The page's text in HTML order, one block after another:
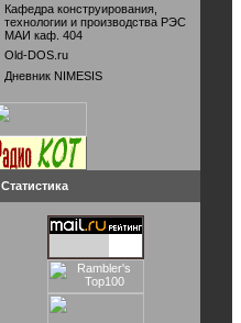
Кафедра конструирования,
технологии и производства РЭС
МАИ каф. 404
Old-DOS.ru
Дневник NIMESIS
Статистика